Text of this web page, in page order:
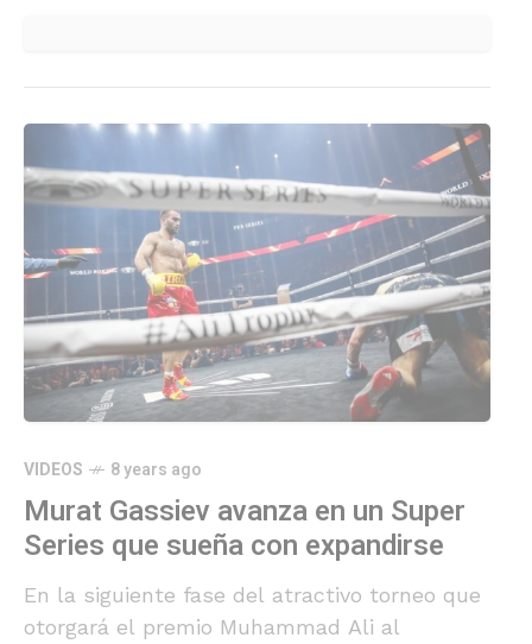
VIDEOS 8 years ago
Murat Gassiev avanza en un Super
Series que sueña con expandirse
En la siguiente fase del atractivo torneo que
otorgará el premio Muhammad Ali al